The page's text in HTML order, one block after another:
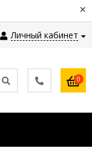
×
Личный кабинет
0